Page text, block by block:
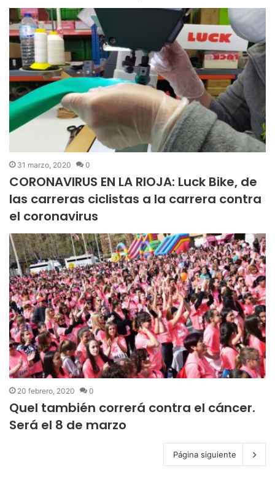
31 marzo, 2020 0
CORONAVIRUS EN LA RIOJA: Luck Bike, de
las carreras ciclistas a la carrera contra
el coronavirus
20 febrero, 2020 0
Quel también correrá contra el cáncer.
Será el 8 de marzo
Página siguiente